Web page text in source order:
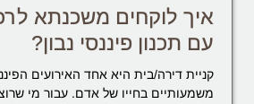
איך לוקחים משכנתא
עם תכנון פיננסי נבון?
קניית דירה/בית היא אחד האירועים
משמעותיים בחייו של אדם. עבור מי